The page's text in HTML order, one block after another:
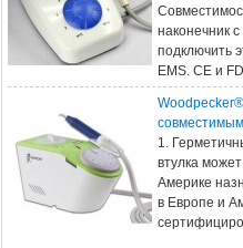
наконечник
подключить
EMS. CE и
Woodpecker®
совместимым
1.
втулка
Америке
в Европе и